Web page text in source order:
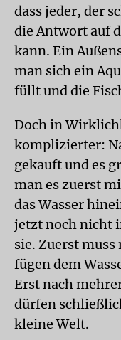
dass jeder, der
die Antwort auf
kann. Ein
man sich ein
füllt und die
Doch in
komplizierter:
gekauft und es
man es zuerst
das Wasser
jetzt noch nicht
sie. Zuerst
fügen dem
Erst nach
dürfen
kleine Welt.